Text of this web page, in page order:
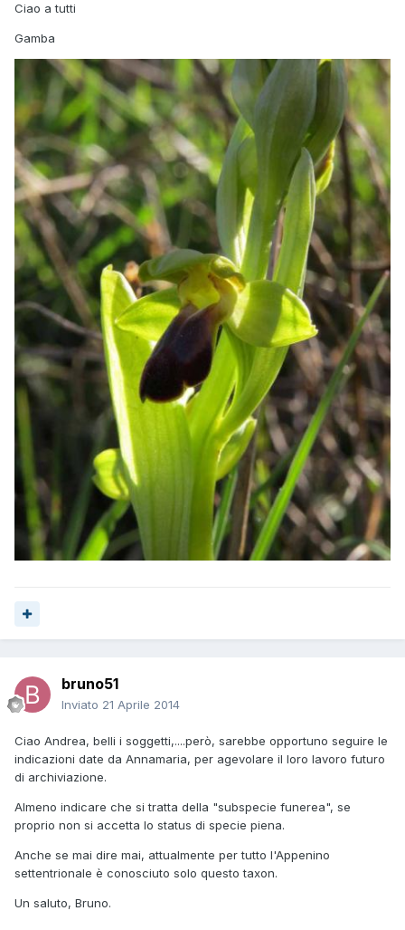
Ciao a tutti
Gamba
bruno51
Inviato 21 Aprile 2014
Ciao Andrea, belli i soggetti,....però, sarebbe opportuno seguire le
indicazioni date da Annamaria, per agevolare il loro lavoro futuro
di archiviazione.
Almeno indicare che si tratta della "subspecie funerea", se
proprio non si accetta lo status di specie piena.
Anche se mai dire mai, attualmente per tutto l'Appenino
settentrionale è conosciuto solo questo taxon.
Un saluto, Bruno.